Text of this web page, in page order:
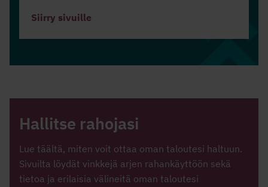
Siirry sivuille
Hallitse rahojasi
Lue täältä, miten voit ottaa oman taloutesi haltuun.
Sivuilta löydät vinkkejä arjen rahankäyttöön sekä
tietoa ja erilaisia välineitä oman taloutesi